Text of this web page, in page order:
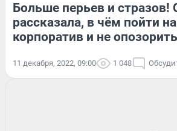
Больше перьев и стразов!
рассказала, в чём пойти
корпоратив и не
11 декабря, 2022, 09:00 1 048